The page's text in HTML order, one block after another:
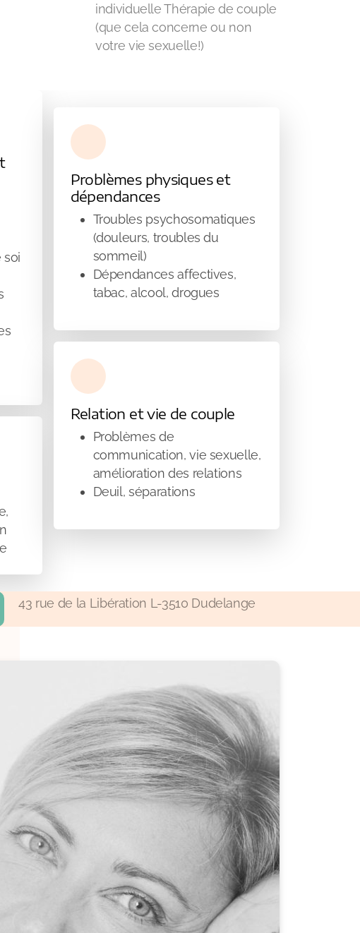
individuelle Thérapie de couple
(que cela concerne ou non
votre vie sexuelle!)
soi
Problèmes physiques et
dépendances
Troubles psychosomatiques
(douleurs, troubles du
sommeil)
Dépendances affectives,
tabac, alcool, drogues
Relation et vie de couple
Problèmes de
communication, vie sexuelle,
amélioration des relations
Deuil, séparations
43 rue de la Libération L-3510 Dudelange